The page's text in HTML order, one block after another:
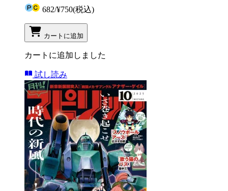
682/¥750(税込)
カートに追加
カートに追加しました
試し読み